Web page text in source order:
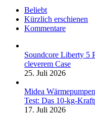
Beliebt
Kürzlich erschienen
Kommentare
Soundcore Liberty 5
cleverem Case
25. Juli 2026
Midea
Test: Das 10-kg-
17. Juli 2026